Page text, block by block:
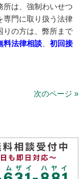
所は、強制わいせつ
専門に取り扱う法律
りの方は、弊所まで
料法律相談 、初回接
次のページ »